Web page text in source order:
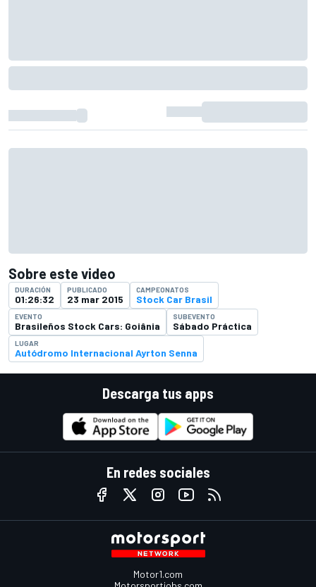
Sobre este video
DURACIÓN
01:26:32
PUBLICADO
23 mar 2015
CAMPEONATOS
Stock Car Brasil
EVENTO
Brasileños Stock Cars: Goiânia
SUBEVENTO
Sábado Práctica
LUGAR
Autódromo Internacional Ayrton Senna
Descarga tus apps
En redes sociales
Motor1.com